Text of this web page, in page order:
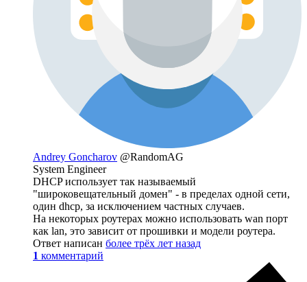
Andrey Goncharov @RandomAG
System Engineer
DHCP использует так называемый
"широковещательный домен" - в пределах одной сети,
один dhcp, за исключением частных случаев.
На некоторых роутерах можно использовать wan порт
как lan, это зависит от прошивки и модели роутера.
Ответ написан более трёх лет назад
1 комментарий